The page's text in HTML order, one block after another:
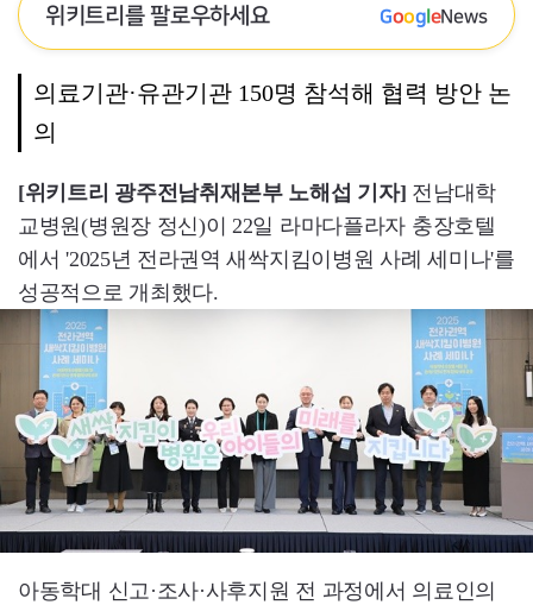
위키트리를 팔로우하세요 GoogleNews
의료기관·유관기관 150명 참석해 협력 방안 논
의
[위키트리 광주전남취재본부 노해섭 기자] 전남대학
교병원(병원장 정신)이 22일 라마다플라자 충장호텔
에서 '2025년 전라권역 새싹지킴이병원 사례 세미나'를
성공적으로 개최했다.
아동학대 신고·조사·사후지원 전 과정에서 의료인의